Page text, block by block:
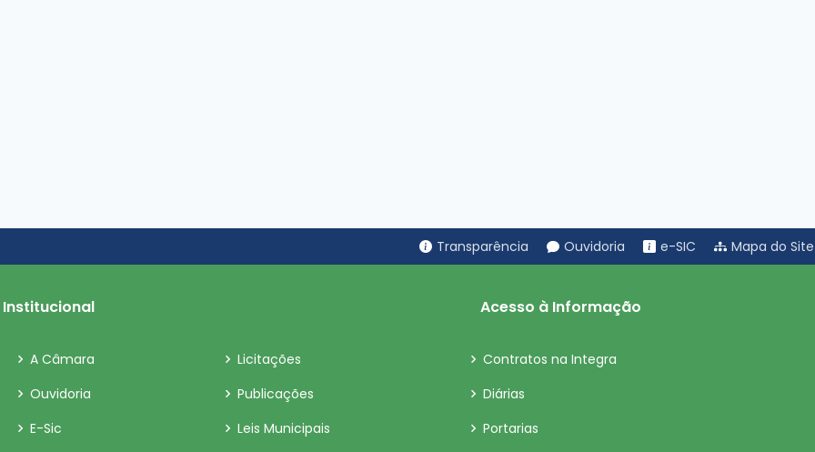
Transparência Ouvidoria e-SIC Mapa do Site
Institucional
A Câmara
Ouvidoria
E-Sic
Acesso à Informação
Licitações
Contratos na Integra
Publicações
Diárias
Leis Municipais
Portarias